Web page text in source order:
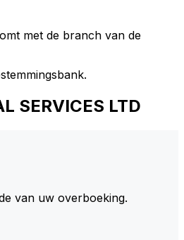
met de branch van de
SERVICES LTD
van uw overboeking.